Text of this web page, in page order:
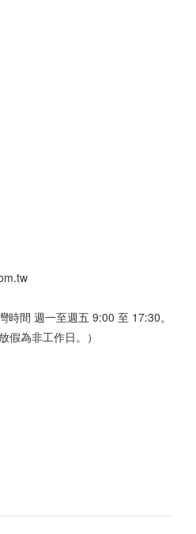
時間 週一至週五 9:00 至 17:30。
假為非工作日。）